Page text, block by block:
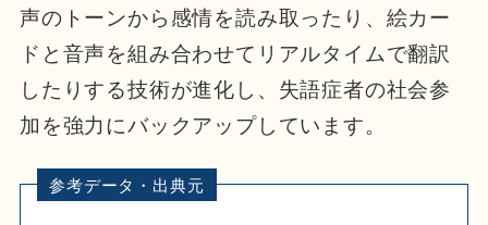
声のトーンから感情を読み取ったり、絵カー
ドと音声を組み合わせてリアルタイムで翻訳
したりする技術が進化し、失語症者の社会参
加を強力にバックアップしています。